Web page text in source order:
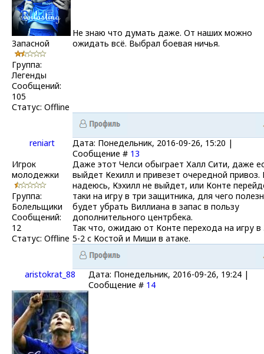
Запасной
Группа:
Легенды
Сообщений:
105
Статус: Offline
Не знаю что думать даже. От наших можно
ожидать всё. Выбрал боевая ничья.
reniart
Дата: Понедельник, 2016-09-26, 15:20 |
Сообщение # 13
Игрок
молодежки
Группа:
Болельщики
Сообщений:
12
Статус: Offline
Даже этот Челси обыграет Халл Сити, даже
выйдет Кехилл и привезет очередной привоз.
надеюсь, Кэхилл не выйдет, или Конте
таки на игру в три защитника, для чего
будет убрать Виллиана в запас в пользу
дополнительного центрбека.
Так что, ожидаю от Конте перехода на игру в
5-2 с Костой и Миши в атаке.
aristokrat_88
Дата: Понедельник, 2016-09-26, 19:24 |
Сообщение # 14